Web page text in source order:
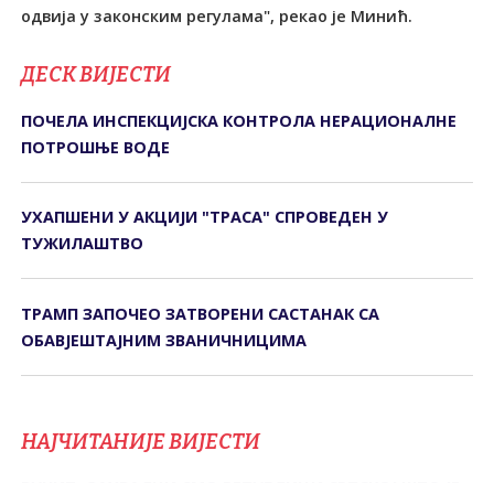
одвија у законским регулама", рекао је Минић.
ДЕСК ВИЈЕСТИ
ПОЧЕЛА ИНСПЕКЦИЈСКА КОНTРОЛА НЕРАЦИОНАЛНЕ
ПОTРОШЊЕ ВОДЕ
УХАПШЕНИ У АКЦИЈИ "ТРАСА" СПРОВЕДЕН У
ТУЖИЛАШТВО
ТРАМП ЗАПОЧЕО ЗАТВОРЕНИ САСТАНАК СА
ОБАВЈЕШТАЈНИМ ЗВАНИЧНИЦИМА
НАЈЧИТАНИЈЕ ВИЈЕСТИ